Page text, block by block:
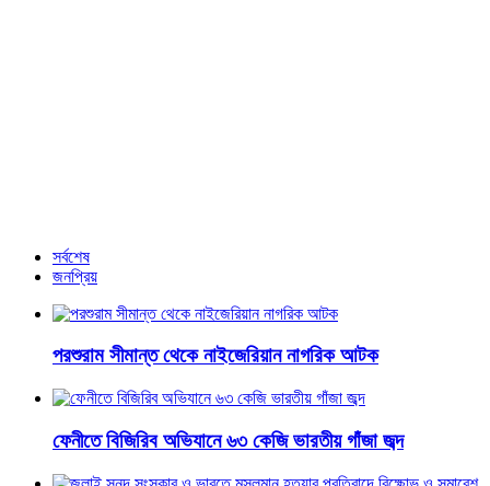
সর্বশেষ
জনপ্রিয়
পরশুরাম সীমান্ত থেকে নাইজেরিয়ান নাগরিক আটক
ফেনীতে বিজিরিব অভিযানে ৬৩ কেজি ভারতীয় গাঁজা জব্দ